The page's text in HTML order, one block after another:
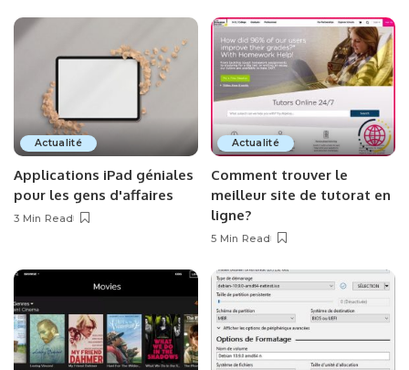
Actualité
Applications iPad géniales
pour les gens d'affaires
3 Min Read
Actualité
Comment trouver le
meilleur site de tutorat en
ligne?
5 Min Read